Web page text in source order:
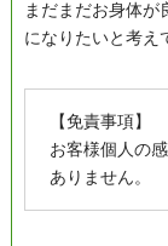
まだまだお身体が
になりたいと考え
【免責事項】
お客様個人の
ありません。